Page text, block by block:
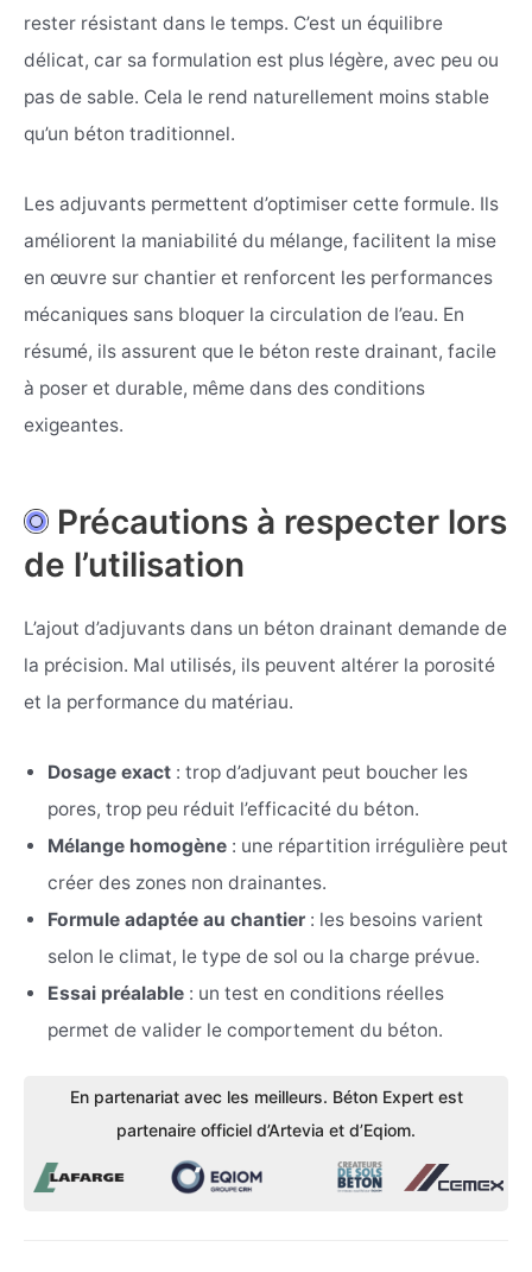
rester résistant dans le temps. C’est un équilibre
délicat, car sa formulation est plus légère, avec peu ou
pas de sable. Cela le rend naturellement moins stable
qu’un béton traditionnel.
Les adjuvants permettent d’optimiser cette formule. Ils
améliorent la maniabilité du mélange, facilitent la mise
en œuvre sur chantier et renforcent les performances
mécaniques sans bloquer la circulation de l’eau. En
résumé, ils assurent que le béton reste drainant, facile
à poser et durable, même dans des conditions
exigeantes.
Précautions à respecter lors
de l’utilisation
L’ajout d’adjuvants dans un béton drainant demande de
la précision. Mal utilisés, ils peuvent altérer la porosité
et la performance du matériau.
Dosage exact : trop d’adjuvant peut boucher les
pores, trop peu réduit l’efficacité du béton.
Mélange homogène : une répartition irrégulière peut
créer des zones non drainantes.
Formule adaptée au chantier : les besoins varient
selon le climat, le type de sol ou la charge prévue.
Essai préalable : un test en conditions réelles
permet de valider le comportement du béton.
En partenariat avec les meilleurs. Béton Expert est
partenaire officiel d’Artevia et d’Eqiom.